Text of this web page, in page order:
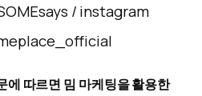
/ instagram
에 따르면 밈 마케팅을 활용한